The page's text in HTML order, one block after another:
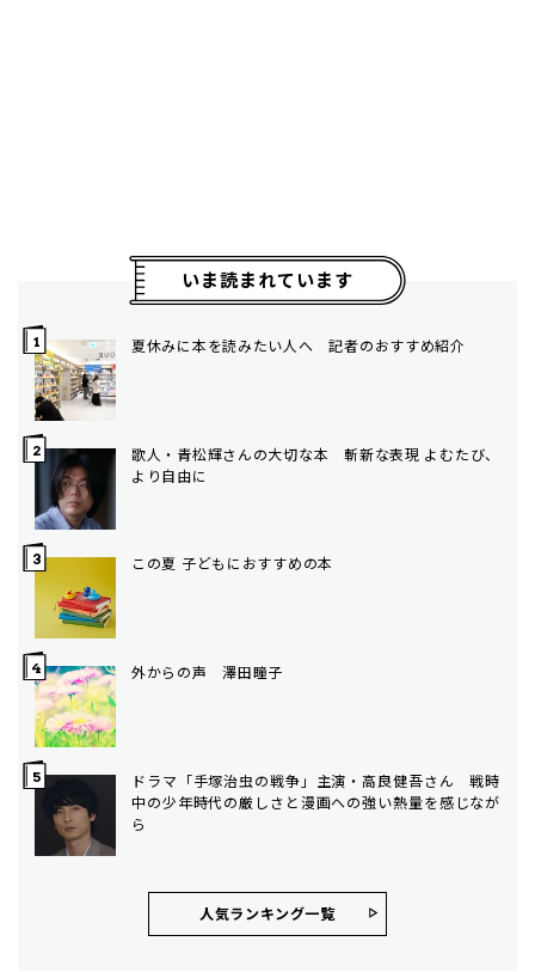
いま読まれています
夏休みに本を読みたい人へ 記者のおすすめ紹介
歌人・青松輝さんの大切な本 斬新な表現 よむたび、
より自由に
この夏 子どもにおすすめの本
外からの声 澤田瞳子
ドラマ「手塚治虫の戦争」主演・高良健吾さん 戦時
中の少年時代の厳しさと漫画への強い熱量を感じなが
ら
人気ランキング⼀覧